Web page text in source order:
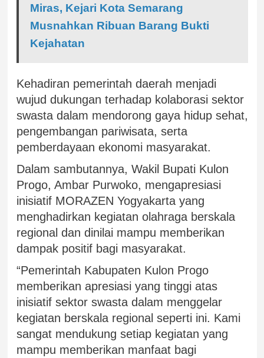
Miras, Kejari Kota Semarang
Musnahkan Ribuan Barang Bukti
Kejahatan
Kehadiran pemerintah daerah menjadi
wujud dukungan terhadap kolaborasi sektor
swasta dalam mendorong gaya hidup sehat,
pengembangan pariwisata, serta
pemberdayaan ekonomi masyarakat.
Dalam sambutannya, Wakil Bupati Kulon
Progo, Ambar Purwoko, mengapresiasi
inisiatif MORAZEN Yogyakarta yang
menghadirkan kegiatan olahraga berskala
regional dan dinilai mampu memberikan
dampak positif bagi masyarakat.
“Pemerintah Kabupaten Kulon Progo
memberikan apresiasi yang tinggi atas
inisiatif sektor swasta dalam menggelar
kegiatan berskala regional seperti ini. Kami
sangat mendukung setiap kegiatan yang
mampu memberikan manfaat bagi